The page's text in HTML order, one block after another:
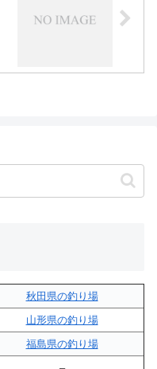
秋田県の釣り場
山形県の釣り場
福島県の釣り場